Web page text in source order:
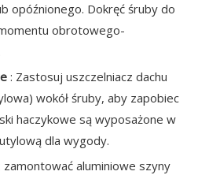
opóźnionego. Dokręć śruby do
obrotowego-
: Zastosuj uszczelniacz dachu
wokół śruby, aby zapobiec
haczykowe są wyposażone w
dla wygody.
zamontować aluminiowe szyny